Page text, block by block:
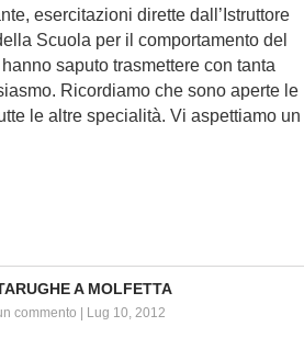
esercitazioni dirette dall’Istruttore
Scuola per il comportamento del
saputo trasmettere con tanta
Ricordiamo che sono aperte le
le altre specialità. Vi aspettiamo un
A MOLFETTA
commento Lug 10, 2012